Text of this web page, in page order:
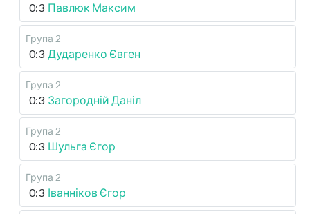
0:3 Павлюк Максим
Група 2
0:3 Дударенко Євген
Група 2
0:3 Загородній Даніл
Група 2
0:3 Шульга Єгор
Група 2
0:3 Іванніков Єгор